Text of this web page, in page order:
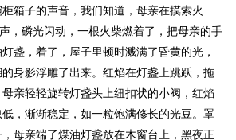
箱子的声音，我们知道，母亲在摸索火
，磷光闪动，一根火柴燃着了，把母亲的手
盏，着了，屋子里顿时溅满了昏黄的光，
身影浮雕了出来。红焰在灯盏上跳跃，拖
亲轻轻旋转灯盏头上纽扣状的小阀，红焰
，渐渐稳定，如一粒饱满修长的光豆。罩
，母亲端了煤油灯盏放在木窗台上，黑夜正